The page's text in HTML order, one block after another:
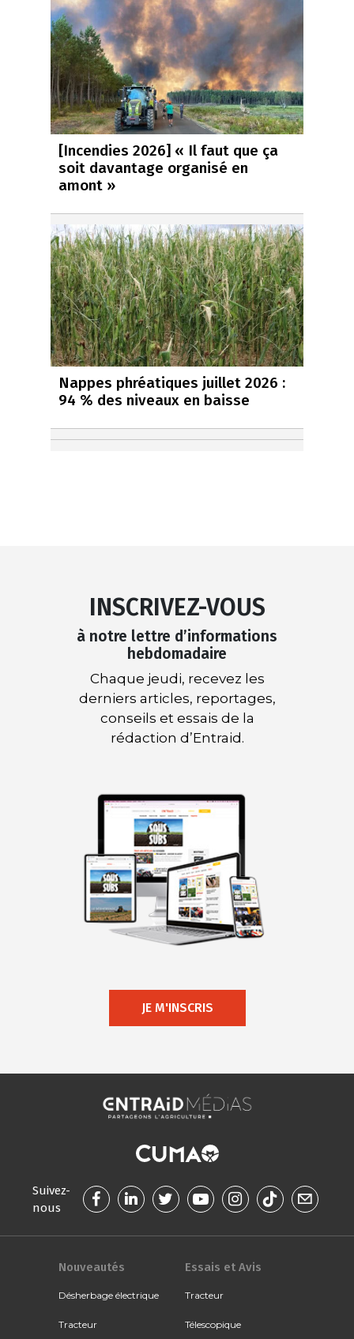
[Incendies 2026] « Il faut que ça
soit davantage organisé en
amont »
Nappes phréatiques juillet 2026 :
94 % des niveaux en baisse
INSCRIVEZ-VOUS
à notre lettre d’informations
hebdomadaire
Chaque jeudi, recevez les
derniers articles, reportages,
conseils et essais de la
rédaction d’Entraid.
JE M'INSCRIS
Suivez-
nous
Nouveautés
Désherbage électrique
Tracteur
Essais et Avis
Tracteur
Télescopique